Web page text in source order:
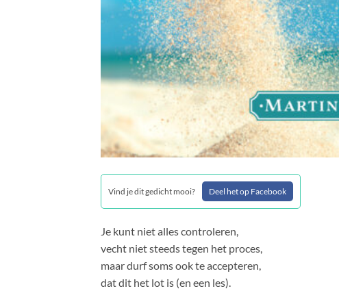
Vind je dit gedicht mooi? Deel het op Facebook
Je kunt niet alles controleren,
vecht niet steeds tegen het proces,
maar durf soms ook te accepteren,
dat dit het lot is (en een les).